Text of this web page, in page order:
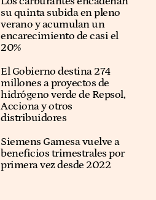
su quinta subida en pleno
verano y acumulan un
encarecimiento de casi el
20%
El Gobierno destina 274
millones a proyectos de
hidrógeno verde de Repsol,
Acciona y otros
distribuidores
Siemens Gamesa vuelve a
beneficios trimestrales por
primera vez desde 2022